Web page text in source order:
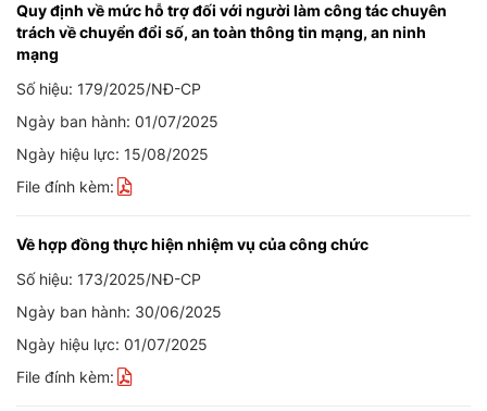
Quy định về mức hỗ trợ đối với người làm công tác chuyên
trách về chuyển đổi số, an toàn thông tin mạng, an ninh
mạng
Số hiệu: 179/2025/NĐ-CP
Ngày ban hành: 01/07/2025
Ngày hiệu lực: 15/08/2025
File đính kèm:
Về hợp đồng thực hiện nhiệm vụ của công chức
Số hiệu: 173/2025/NĐ-CP
Ngày ban hành: 30/06/2025
Ngày hiệu lực: 01/07/2025
File đính kèm: